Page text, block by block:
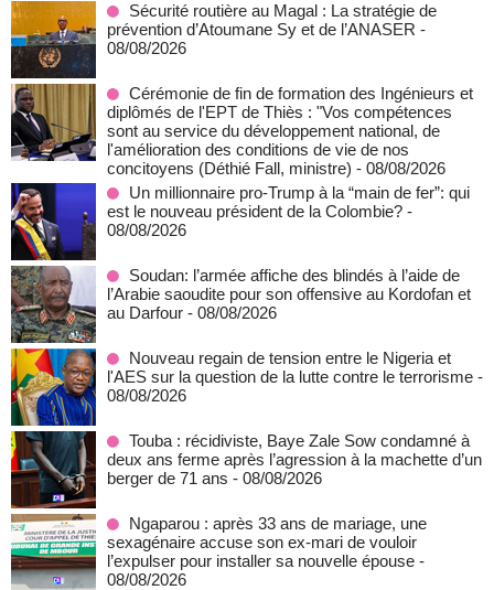
Sécurité routière au Magal : La stratégie de
prévention d’Atoumane Sy et de l’ANASER -
08/08/2026
Cérémonie de fin de formation des Ingénieurs et
diplômés de l'EPT de Thiès : "Vos compétences
sont au service du développement national, de
l'amélioration des conditions de vie de nos
concitoyens (Déthié Fall, ministre) - 08/08/2026
Un millionnaire pro-Trump à la “main de fer”: qui
est le nouveau président de la Colombie? -
08/08/2026
Soudan: l’armée affiche des blindés à l’aide de
l’Arabie saoudite pour son offensive au Kordofan et
au Darfour - 08/08/2026
Nouveau regain de tension entre le Nigeria et
l'AES sur la question de la lutte contre le terrorisme -
08/08/2026
Touba : récidiviste, Baye Zale Sow condamné à
deux ans ferme après l’agression à la machette d’un
berger de 71 ans - 08/08/2026
Ngaparou : après 33 ans de mariage, une
sexagénaire accuse son ex-mari de vouloir
l’expulser pour installer sa nouvelle épouse -
08/08/2026